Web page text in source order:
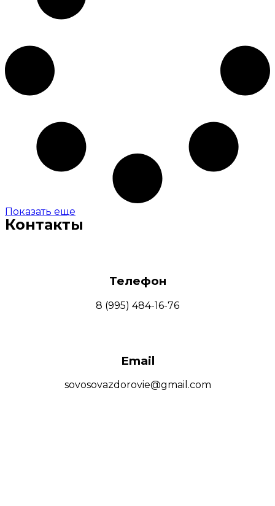
Показать еще
Контакты
Телефон
8 (995) 484-16-76
Email
sovosovazdorovie@gmail.com